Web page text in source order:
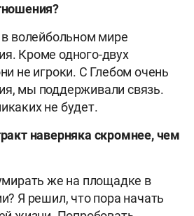
волейбольном мире
Кроме одного-двух
не игроки. С Глебом очень
мы поддерживали связь.
не будет.
наверняка скромнее, чем
же на площадке в
Я решил, что пора начать